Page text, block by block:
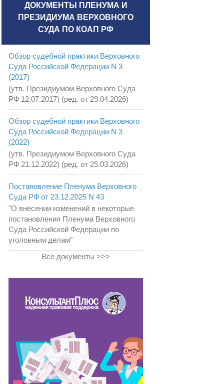
ДОКУМЕНТЫ ПЛЕНУМА И
ПРЕЗИДИУМА ВЕРХОВНОГО
СУДА ПО КОАП РФ
Обзор судебной практики Верховного
Суда Российской Федерации N 3
(2017)
(утв. Президиумом Верховного Суда
РФ 12.07.2017) (ред. от 29.04.2026)
Обзор судебной практики Верховного
Суда Российской Федерации N 3
(2022)
(утв. Президиумом Верховного Суда
РФ 21.12.2022) (ред. от 25.03.2026)
Постановление Пленума Верховного
Суда РФ от 23.12.2025 N 43
"О внесении изменений в некоторые
постановления Пленума Верховного
Суда Российской Федерации по
уголовным делам"
Все документы >>>